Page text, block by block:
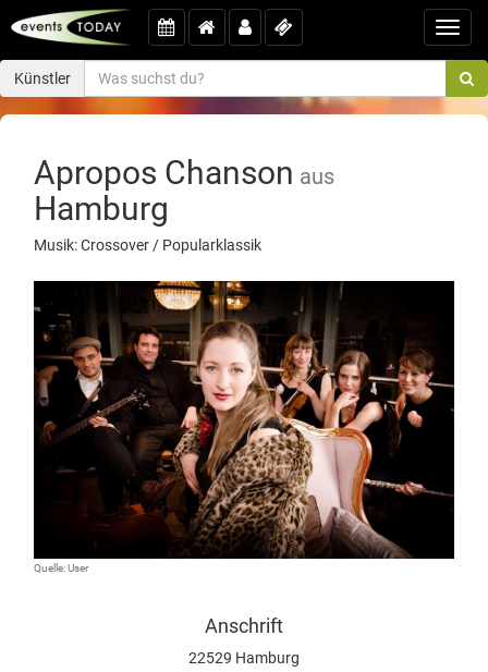
Künstler
Apropos Chanson aus
Hamburg
Musik: Crossover / Popularklassik
Quelle: User
Anschrift
22529 Hamburg